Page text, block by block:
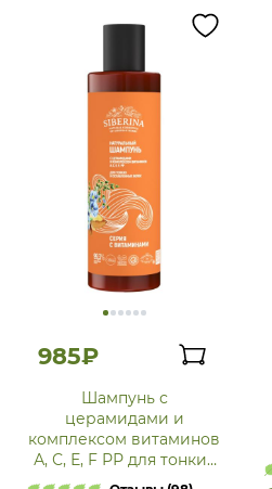
985₽
Шампунь с
церамидами и
комплексом витаминов
А, С, Е, F РР для тонких
и ослабленных волос